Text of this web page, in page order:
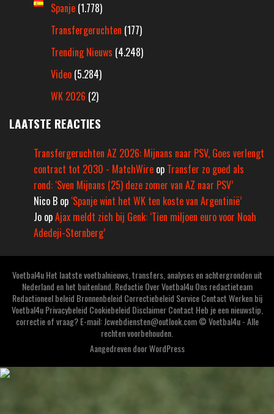
Spanje (1.778)
Transfergeruchten (177)
Trending Nieuws (4.248)
Video (5.284)
WK 2026 (2)
LAATSTE REACTIES
Transfergeruchten AZ 2026: Mijnans naar PSV, Goes verlengt
contract tot 2030 - MatchWire op Transfer zo goed als
rond: ‘Sven Mijnans (25) deze zomer van AZ naar PSV’
Nico B op ‘Spanje wint het WK ten koste van Argentinië’
Jo opAjax meldt zich bij Genk: ‘Tien miljoen euro voor Noah
Adedeji-Sternberg’
Voetbal4u Het laatste voetbalnieuws, transfers, analyses en achtergronden uit
Nederland en het buitenland. Redactie Over Voetbal4u Ons redactieteam
Redactioneel beleid Bronnenbeleid Correctiebeleid Service Contact Werken bij
Voetbal4u Privacybeleid Cookiebeleid Disclaimer Contact Heb je een nieuwstip,
correctie of vraag? E-mail: Jcwebdiensten@outlook.com © Voetbal4u - Alle
rechten voorbehouden.
Aangedreven doorWordPress